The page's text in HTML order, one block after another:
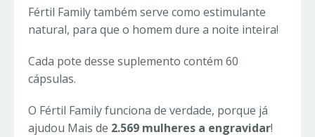
Fértil Family também serve como estimulante
natural, para que o homem dure a noite inteira!
Cada pote desse suplemento contém 60
cápsulas.
O Fértil Family funciona de verdade, porque já
ajudou Mais de 2.569 mulheres a engravidar!